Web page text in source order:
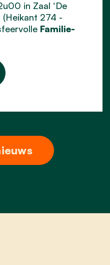
in Zaal ‘De
(Heikant 274 -
Familie-